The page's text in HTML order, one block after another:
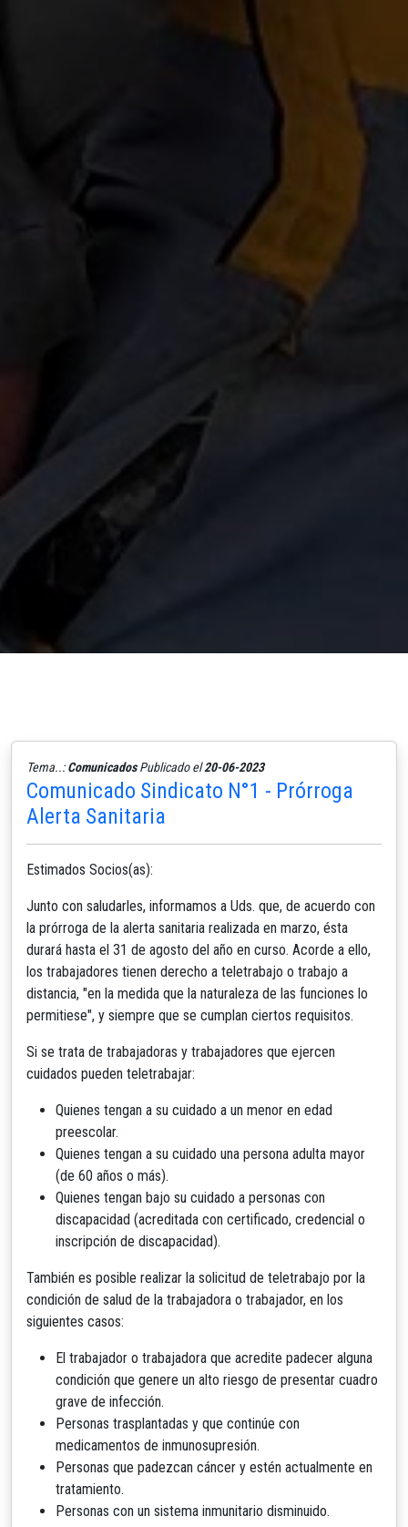
Tema..:ComunicadosPublicado el20-06-2023
Comunicado Sindicato N°1 - Prórroga
Alerta Sanitaria
Estimados Socios(as):
Junto con saludarles, informamos a Uds. que, de acuerdo con
la prórroga de la alerta sanitaria realizada en marzo, ésta
durará hasta el 31 de agosto del año en curso. Acorde a ello,
los trabajadores tienen derecho a teletrabajo o trabajo a
distancia, "en la medida que la naturaleza de las funciones lo
permitiese", y siempre que se cumplan ciertos requisitos.
Si se trata de trabajadoras y trabajadores que ejercen
cuidados pueden teletrabajar:
Quienes tengan a su cuidado a un menor en edad
preescolar.
Quienes tengan a su cuidado una persona adulta mayor
(de 60 años o más).
Quienes tengan bajo su cuidado a personas con
discapacidad (acreditada con certificado, credencial o
inscripción de discapacidad).
También es posible realizar la solicitud de teletrabajo por la
condición de salud de la trabajadora o trabajador, en los
siguientes casos:
El trabajador o trabajadora que acredite padecer alguna
condición que genere un alto riesgo de presentar cuadro
grave de infección.
Personas trasplantadas y que continúe con
medicamentos de inmunosupresión.
Personas que padezcan cáncer y estén actualmente en
tratamiento.
Personas con un sistema inmunitario disminuido.